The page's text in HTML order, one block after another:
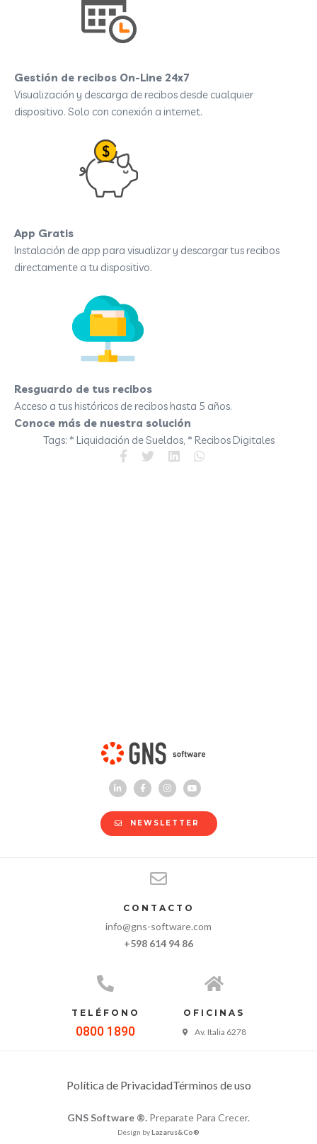
Gestión de recibos On-Line 24x7
Visualización y descarga de recibos desde cualquier
dispositivo. Solo con conexión a internet.
App Gratis
Instalación de app para visualizar y descargar tus recibos
directamente a tu dispositivo.
Resguardo de tus recibos
Acceso a tus históricos de recibos hasta 5 años.
Conoce más de nuestra solución
Tags: * Liquidación de Sueldos, * Recibos Digitales
NEWSLETTER
CONTACTO
info@gns-software.com
+598 614 94 86
TELÉFONO
0800 1890
OFICINAS
Av. Italia 6278
Política de PrivacidadTérminos de uso
GNS Software ®. Preparate Para Crecer.
Design byLazarus&Co®